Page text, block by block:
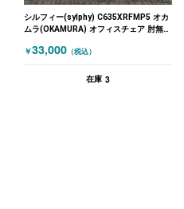
シルフィー(sylphy) C635XRFMP5 オカ
ムラ(OKAMURA) オフィスチェア 肘無し
￥33,000 （税込）
在庫 3